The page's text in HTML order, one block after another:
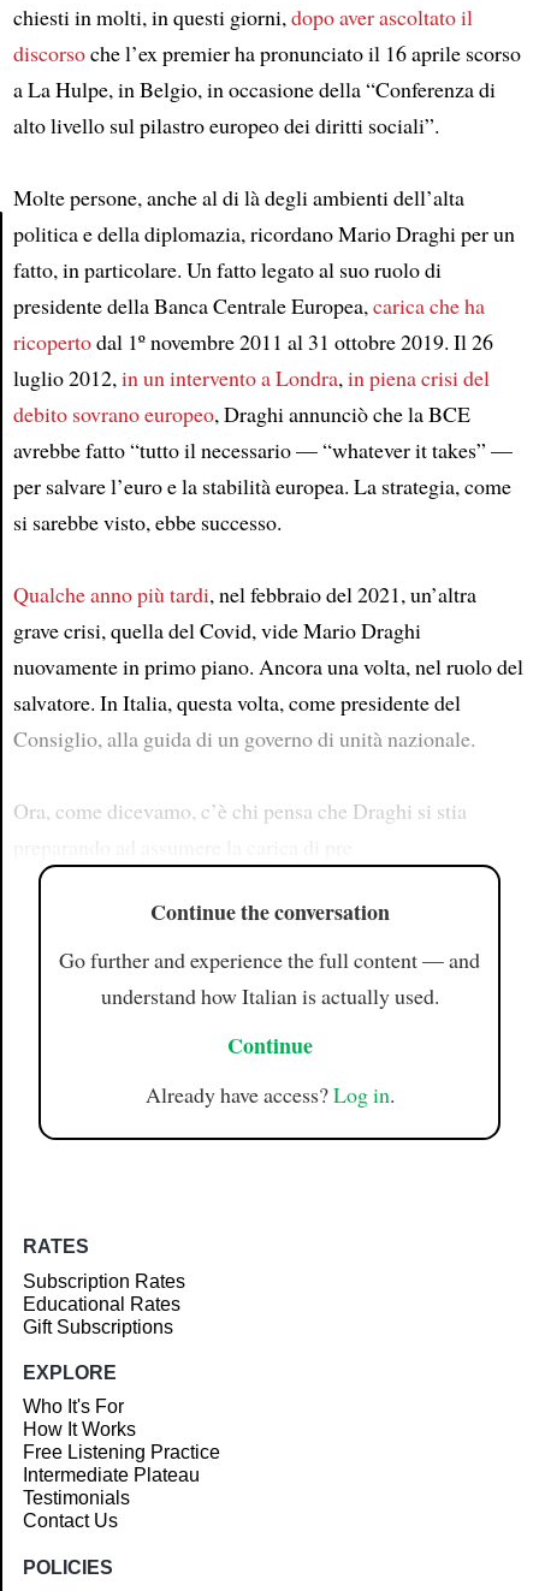
Article
chiesti in molti, in questi giorni,dopo aver ascoltato il
discorsoche l’ex premier ha pronunciato il 16 aprile scorso
a La Hulpe, in Belgio, in occasione della “Conferenza di
alto livello sul pilastro europeo dei diritti sociali”.
Molte persone, anche al di là degli ambienti dell’alta
politica e della diplomazia, ricordano Mario Draghi per un
fatto, in particolare. Un fatto legato al suo ruolo di
presidente della Banca Centrale Europea,carica che ha
ricopertodal 1º novembre 2011 al 31 ottobre 2019. Il 26
luglio 2012,in un intervento a Londra,in piena crisi del
debito sovrano europeo, Draghi annunciò che la BCE
avrebbe fatto “tutto il necessario — “whatever it takes” —
per salvare l’euro e la stabilità europea. La strategia, come
si sarebbe visto, ebbe successo.
Qualche anno più tardi, nel febbraio del 2021, un’altra
grave crisi, quella del Covid, vide Mario Draghi
nuovamente in primo piano. Ancora una volta, nel ruolo del
salvatore. In Italia, questa volta, come presidente del
Consiglio, alla guida di un governo di unità nazionale.
Ora, come dicevamo, c’è chi pensa che Draghi si stia
Continue the conversation
Go further and experience the full content — and
understand how Italian is actually used.
Continue
Already have access?Log in.
RATES
Subscription Rates
Educational Rates
Gift Subscriptions
EXPLORE
Who It's For
How It Works
Free Listening Practice
Intermediate Plateau
Testimonials
Contact Us
POLICIES